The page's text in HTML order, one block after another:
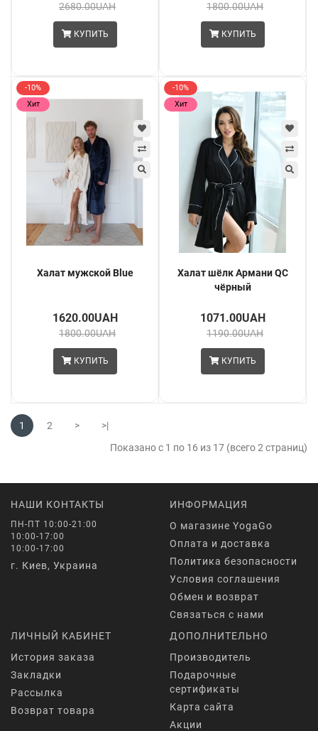
2680.00UAH
КУПИТЬ
1800.00UAH
КУПИТЬ
-10%
Хит
Халат мужской Blue
1620.00UAH
1800.00UAH
КУПИТЬ
-10%
Хит
Халат шёлк Армани QC
чёрный
1071.00UAH
1190.00UAH
КУПИТЬ
1 2 >
>|
Показано с 1 по 16 из 17 (всего 2 страниц)
НАШИ КОНТАКТЫ
ПН-ПТ 10:00-21:00
10:00-17:00
10:00-17:00
г. Киев, Украина
ИНФОРМАЦИЯ
О магазине YogaGo
Оплата и доставка
Политика безопасности
Условия соглашения
Обмен и возврат
Связаться с нами
ЛИЧНЫЙ КАБИНЕТ
История заказа
Закладки
Рассылка
Возврат товара
ДОПОЛНИТЕЛЬНО
Производитель
Подарочные
сертификаты
Карта сайта
Акции